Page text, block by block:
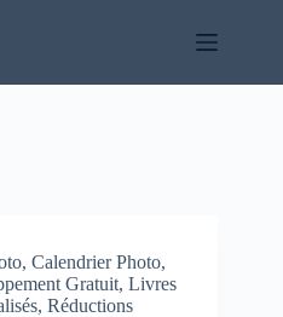
, Calendrier Photo,
Gratuit, Livres
, Réductions